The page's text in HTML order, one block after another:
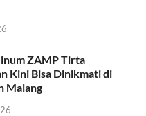
ZAMP Tirta
Kini Bisa Dinikmati di
Malang